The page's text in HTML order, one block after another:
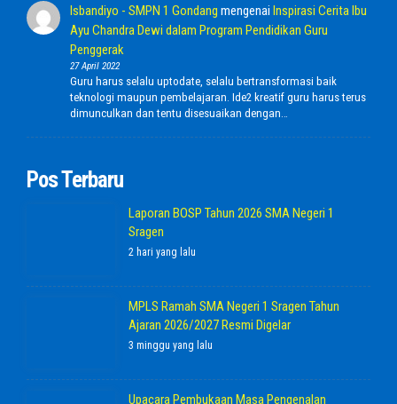
Isbandiyo - SMPN 1 Gondang mengenai Inspirasi Cerita Ibu
Ayu Chandra Dewi dalam Program Pendidikan Guru
Penggerak
27 April 2022
Guru harus selalu uptodate, selalu bertransformasi baik
teknologi maupun pembelajaran. Ide2 kreatif guru harus terus
dimunculkan dan tentu disesuaikan dengan…
Pos Terbaru
Laporan BOSP Tahun 2026 SMA Negeri 1
Sragen
2 hari yang lalu
MPLS Ramah SMA Negeri 1 Sragen Tahun
Ajaran 2026/2027 Resmi Digelar
3 minggu yang lalu
Upacara Pembukaan Masa Pengenalan